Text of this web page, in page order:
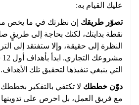
عليك القيام به:
تصوّر طريقك إن نظرتك في ما يخص
نقطة بدايتك، لكنك بحاجة إلى طريقٍ
النظرة إلى حقيقة، وإلا ستفتقد إلى
التي ينبغي تنفيذها لتحقيق تلك الأهداف.
دوّن خططك لا تكتفي بالتفكير
مع فريق العمل، بل احرص على تدوينها